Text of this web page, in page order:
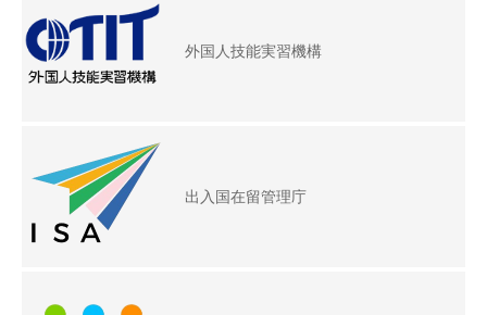
外国人技能実習機構
出入国在留管理庁